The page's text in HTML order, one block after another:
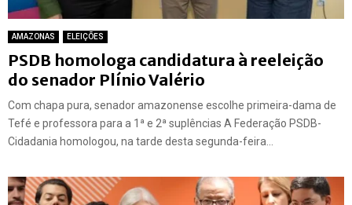
AMAZONAS ELEIÇÕES
PSDB homologa candidatura à reeleição
do senador Plínio Valério
Com chapa pura, senador amazonense escolhe primeira-dama de
Tefé e professora para a 1ª e 2ª suplências A Federação PSDB-
Cidadania homologou, na tarde desta segunda-feira...